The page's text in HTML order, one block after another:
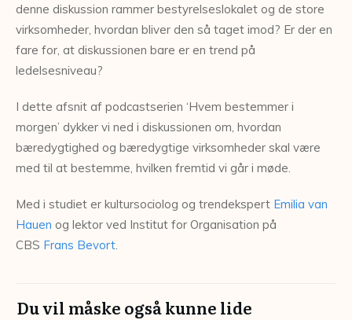
denne diskussion rammer bestyrelseslokalet og de store
virksomheder, hvordan bliver den så taget imod? Er der en
fare for, at diskussionen bare er en trend på
ledelsesniveau?
I dette afsnit af podcastserien ‘Hvem bestemmer i
morgen’ dykker vi ned i diskussionen om, hvordan
bæredygtighed og bæredygtige virksomheder skal være
med til at bestemme, hvilken fremtid vi går i møde.
Med i studiet er kultursociolog og trendekspert Emilia van
Hauen og lektor ved Institut for Organisation på
CBS Frans Bevort
Du vil måske også kunne lide